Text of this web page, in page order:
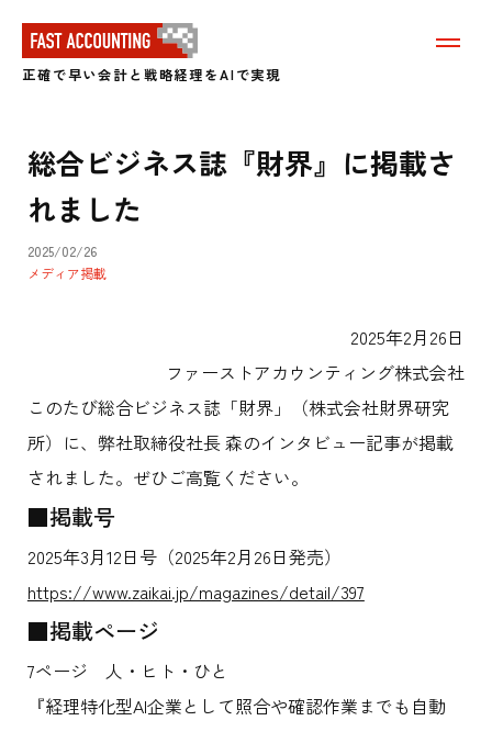
正確で早い会計と戦略経理をAIで実現
メ
表
示
総合ビジネス誌『財界』に掲載さ
れました
2025/02/26
メディア掲載
2025年2月26日
ファーストアカウンティング株式会社
このたび総合ビジネス誌「財界」（株式会社財界研究
所）に、弊社取締役社長 森のインタビュー記事が掲載
されました。ぜひご高覧ください。
■掲載号
2025年3月12日号（2025年2月26日発売）
https://www.zaikai.jp/magazines/detail/397
■掲載ページ
7ページ 人・ヒト・ひと
『経理特化型AI企業として照合や確認作業までも自動